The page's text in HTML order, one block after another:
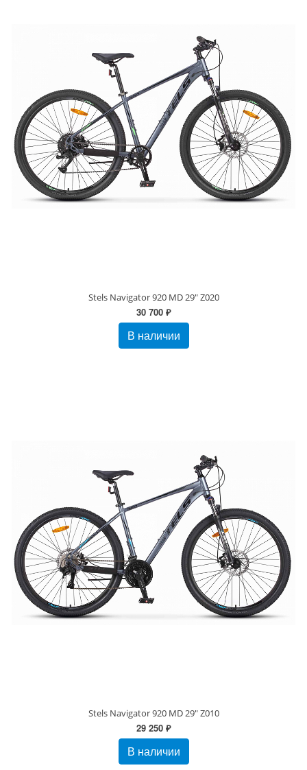
Stels Navigator 920 MD 29" Z020
30 700 ₽
В наличии
Stels Navigator 920 MD 29" Z010
29 250 ₽
В наличии